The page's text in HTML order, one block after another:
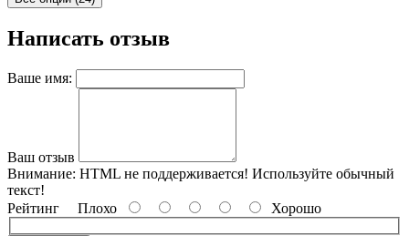
Написать отзыв
Ваше имя:
Ваш отзыв
Внимание: HTML не поддерживается! Используйте обычный
текст!
Рейтинг Плохо Хорошо